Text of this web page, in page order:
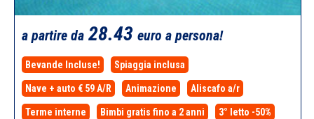
a partire da 28.43 euro a persona!
Bevande Incluse! Spiaggia inclusa
Nave + auto € 59 A/R Animazione Aliscafo a/r
Terme interne Bimbi gratis fino a 2 anni 3° letto -50%